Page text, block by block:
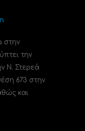
στην
την
Ν. Στερεά
673 στην
και